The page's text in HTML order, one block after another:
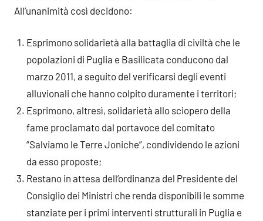
All’unanimità così decidono:
Esprimono solidarietà alla battaglia di civiltà che le
popolazioni di Puglia e Basilicata conducono dal
marzo 2011, a seguito del verificarsi degli eventi
alluvionali che hanno colpito duramente i territori;
Esprimono, altresì, solidarietà allo sciopero della
fame proclamato dal portavoce del comitato
“Salviamo le Terre Joniche”, condividendo le azioni
da esso proposte;
Restano in attesa dell’ordinanza del Presidente del
Consiglio dei Ministri che renda disponibili le somme
stanziate per i primi interventi strutturali in Puglia e